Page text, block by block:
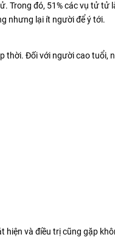
Trong đó, 51% các vụ tử tử
nhưng lại ít người để ý tới.
thời. Đối với người cao tuổi,
hiện và điều trị cũng gặp